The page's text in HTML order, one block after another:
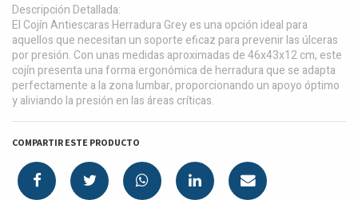
Descripción Detallada:
El Cojín Antiescaras Herradura Grey es una opción ideal para
aquellos que necesitan un soporte eficaz para prevenir las úlceras
por presión. Con unas medidas aproximadas de 46x43x12 cm, este
cojín presenta una forma ergonómica de herradura que se adapta
perfectamente a la zona lumbar, proporcionando un apoyo óptimo
y aliviando la presión en las áreas críticas.
COMPARTIR ESTE PRODUCTO